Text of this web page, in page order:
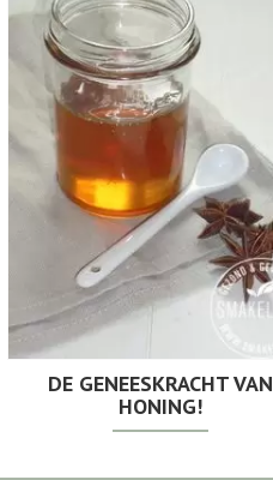
DE GENEESKRACHT VAN
HONING!